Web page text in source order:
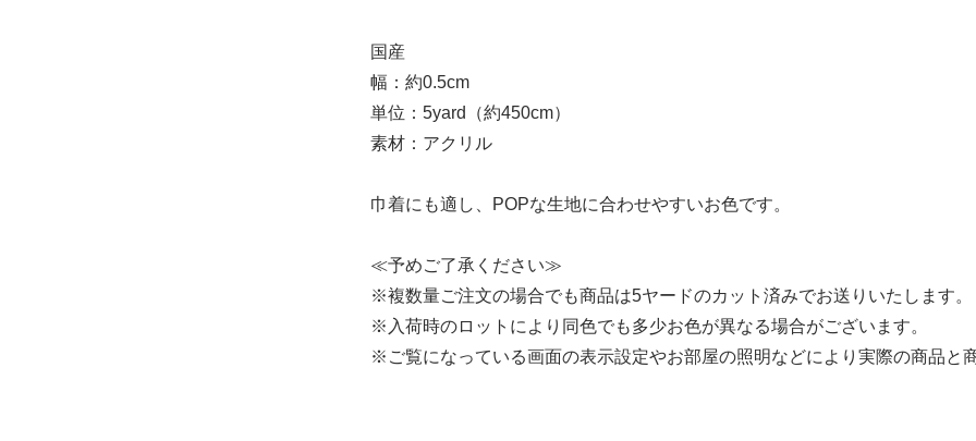
国産
幅：約0.5cm
単位：5yard（約450cm）
素材：アクリル
巾着にも適し、POPな生地に合わせやすいお色です。
≪予めご了承ください≫
※複数量ご注文の場合でも商品は5ヤードのカット済みでお送りいたします。
※入荷時のロットにより同色でも多少お色が異なる場合がございます。
※ご覧になっている画面の表示設定やお部屋の照明などにより実際の商品と